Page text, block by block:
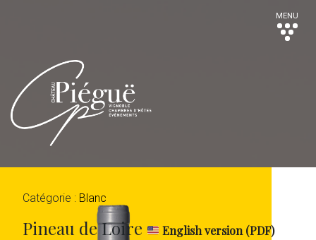
MENU
Catégorie : Blanc
Pineau de Loire English version (PDF)